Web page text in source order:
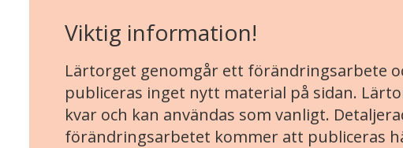
Viktig information!
Lärtorget genomgår ett förändringsarbete
publiceras inget nytt material på sidan.
kvar och kan användas som vanligt.
förändringsarbetet kommer att publiceras